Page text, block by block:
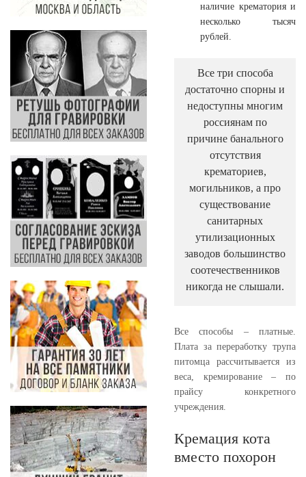
наличие крематория и
несколько тысяч
рублей.
Все три способа
достаточно спорны и
недоступны многим
россиянам по
причине банального
отсутствия
крематориев,
могильников, а про
существование
санитарных
утилизационных
заводов большинство
соотечественников
никогда не слышали.
Все способы – платные.
Плата за переработку трупа
питомца рассчитывается из
веса, кремирование – по
прайсу конкретного
учреждения.
Кремация кота
вместо похорон